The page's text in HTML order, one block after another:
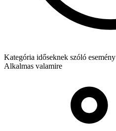
Kategória időseknek szóló esemény
Alkalmas valamire